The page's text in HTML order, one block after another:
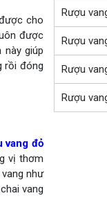
cho
được
này giúp
rồi đóng
vang đỏ
vị thơm
như
vang
Rượu
Rượu
Rượu
Rượu